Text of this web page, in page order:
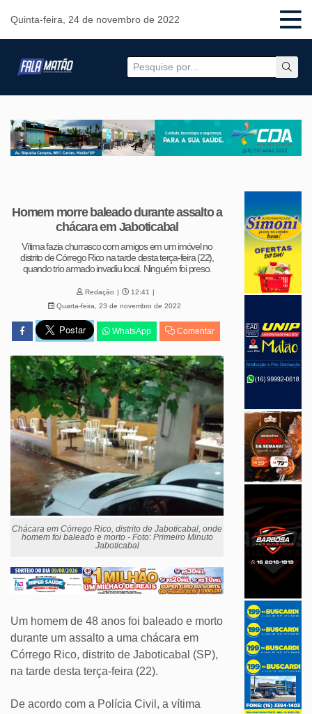
Quinta-feira, 24 de novembro de 2022
Homem morre baleado durante assalto a
chácara em Jaboticabal
Vítima fazia churrasco com amigos em um imóvel no
distrito de Córrego Rico na tarde desta terça-feira (22),
quando trio armado invadiu local. Ninguém foi preso.
Redação
12:41
Quarta-feira, 23 de novembro de 2022
WhatsApp Comentar
Chácara em Córrego Rico, distrito de Jaboticabal, onde
homem foi baleado e morto - Foto: Primeiro Minuto
Jaboticabal
Um homem de 48 anos foi baleado e morto
durante um assalto a uma chácara em
Córrego Rico, distrito de Jaboticabal (SP),
na tarde desta terça-feira (22).
De acordo com a Polícia Civil, a vítima